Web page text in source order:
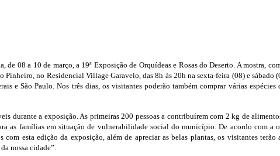
08 a 10 de março, a 19ª Exposição de Orquídeas e Rosas do Deserto. A mostra,
no Residencial Village Garavelo, das 8h às 20h na sexta-feira (08) e sábado
e São Paulo. Nos três dias, os visitantes poderão também comprar várias
durante a exposição. As primeiras 200 pessoas a contribuírem com 2 kg de
as famílias em situação de vulnerabilidade social do município.De acordo com a
esta edição da exposição, além de apreciar as belas plantas, os visitantes
nossa cidade”.